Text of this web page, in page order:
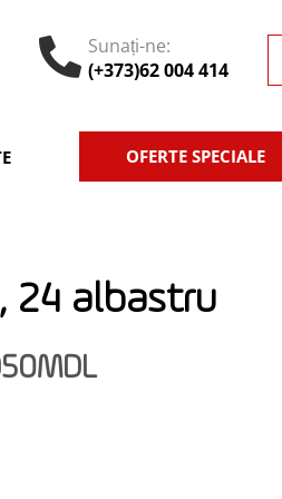
Sunați-ne:
(+373)62 004 414
OFERTE SPECIALE
24 albastru
MDL